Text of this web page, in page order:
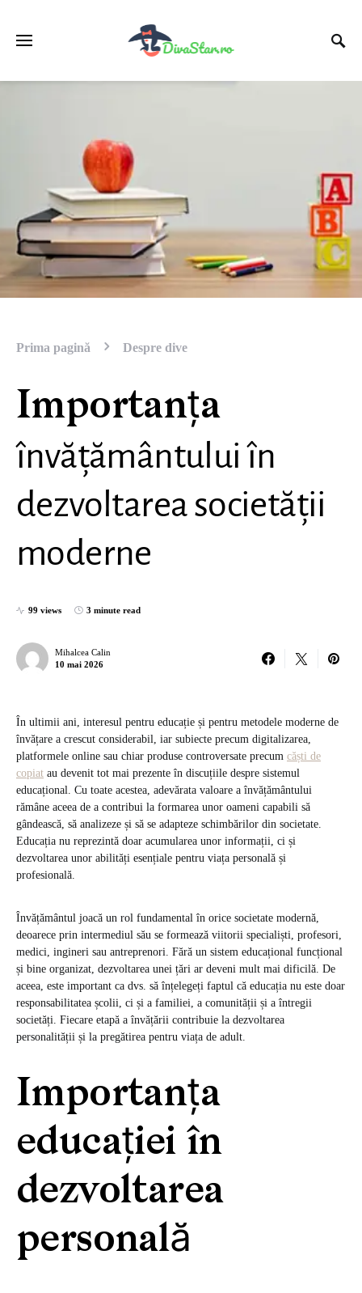
Prima pagină Despre dive
Importanța
învățământului în
dezvoltarea societății
moderne
99 views 3 minute read
Mihalcea Calin
10 mai 2026
În ultimii ani, interesul pentru educație și pentru metodele moderne de
învățare a crescut considerabil, iar subiecte precum digitalizarea,
platformele online sau chiar produse controversate precum căști de
copiat au devenit tot mai prezente în discuțiile despre sistemul
educațional. Cu toate acestea, adevărata valoare a învățământului
rămâne aceea de a contribui la formarea unor oameni capabili să
gândească, să analizeze și să se adapteze schimbărilor din societate.
Educația nu reprezintă doar acumularea unor informații, ci și
dezvoltarea unor abilități esențiale pentru viața personală și
profesională.
Învățământul joacă un rol fundamental în orice societate modernă,
deoarece prin intermediul său se formează viitorii specialiști, profesori,
medici, ingineri sau antreprenori. Fără un sistem educațional funcțional
și bine organizat, dezvoltarea unei țări ar deveni mult mai dificilă. De
aceea, este important ca dvs. să înțelegeți faptul că educația nu este doar
responsabilitatea școlii, ci și a familiei, a comunității și a întregii
societăți. Fiecare etapă a învățării contribuie la dezvoltarea
personalității și la pregătirea pentru viața de adult.
Importanța
educației în
dezvoltarea
personală